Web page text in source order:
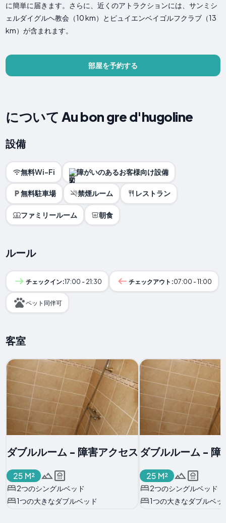
に簡単に届きます。さらに、近くのアトラクションには、サンミシ
ェルダイグルヘ教会（10 km）とピュイエンベイゴルフクラブ（13
km）が含まれます。
部屋を予約する
について Au bon gre d'hugoline
設備
無料Wi-Fi 障がいのあるお客様向け設備
無料駐車場 禁煙ルーム レストラン
ファミリールーム 朝食
ルール
チェックイン:17:00 - 21:30 チェックアウト:07:00 - 11:00
ペット同伴可
客室
ダブルルーム - 障害アクセス
25 M²
2つのシングルベッド
1つの大きなダブルベッド
ダブルルーム - 障
25 M²
2つのシングルベッド
1つの大きなダブルベッ